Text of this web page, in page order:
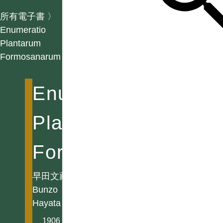
所有電子書 〉
Enumeratio
Plantarum
Formosanarum
Enumeratio
Plantarum
Formosanarum
早田文藏
Bunzo
Hayata
1906